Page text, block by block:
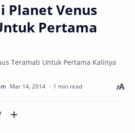
Planet Venus
Pertama
Teramati Untuk Pertama Kalinya
1 min read